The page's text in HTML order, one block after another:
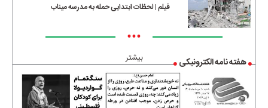
فیلم | لحظات ابتدایی حمله به مدرسه میناب
•••
بیشتر هفته نامه الکترونیکی